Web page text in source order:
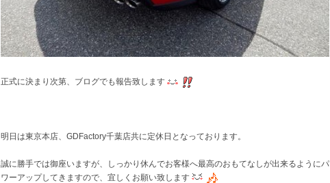
正式に決まり次第、ブログでも報告致します
明日は東京本店、GDFactory千葉店共に定休日となっております。
誠に勝手では御座いますが、しっかり休んでお客様へ最高のおもてなしが出来るようにパ
ワーアップしてきますので、宜しくお願い致します